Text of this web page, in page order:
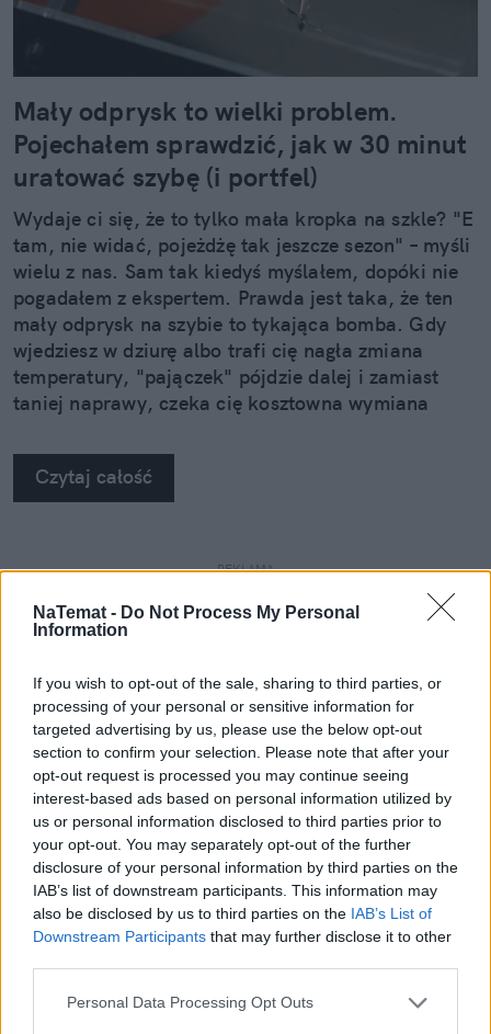
NaTemat - Do Not Process My Personal
Information
If you wish to opt-out of the sale, sharing to third parties, or
processing of your personal or sensitive information for
targeted advertising by us, please use the below opt-out
section to confirm your selection. Please note that after your
opt-out request is processed you may continue seeing
interest-based ads based on personal information utilized by
us or personal information disclosed to third parties prior to
your opt-out. You may separately opt-out of the further
disclosure of your personal information by third parties on the
IAB’s list of downstream participants. This information may
also be disclosed by us to third parties on the IAB’s List of
Downstream Participants that may further disclose it to other
Personal Data Processing Opt Outs
Mały odprysk to wielki problem.
Pojechałem sprawdzić, jak w 30 minut
uratować szybę (i portfel)
Wydaje ci się, że to tylko mała kropka na szkle? "E
tam, nie widać, pojeżdżę tak jeszcze sezon" – myśli
wielu z nas. Sam tak kiedyś myślałem, dopóki nie
pogadałem z ekspertem. Prawda jest taka, że ten
mały odprysk na szybie to tykająca bomba. Gdy
wjedziesz w dziurę albo trafi cię nagła zmiana
temperatury, "pajączek" pójdzie dalej i zamiast
taniej naprawy, czeka cię kosztowna wymiana
na własne oczy zobaczyć, jak profesjonaliści radzą
sobie z takimi uszkodzeniami.
Czytaj całość
REKLAMA